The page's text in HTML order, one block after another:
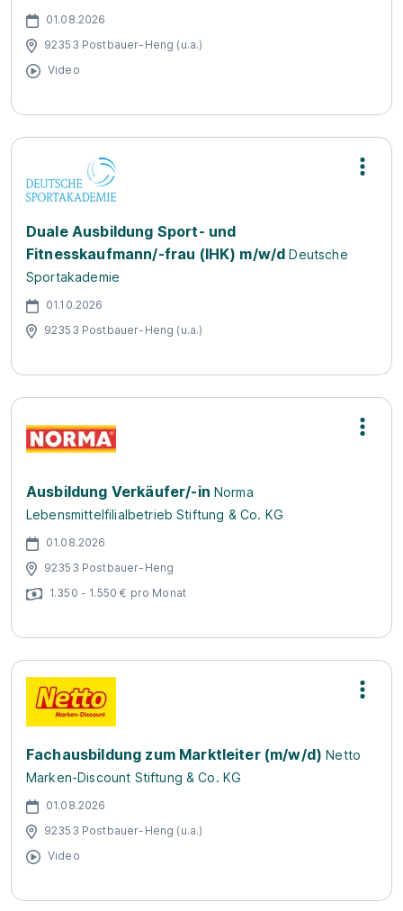
01.08.2026
92353 Postbauer-Heng (u.a.)
Video
Duale Ausbildung Sport- und
Fitnesskaufmann/-frau (IHK) m/w/d Deutsche
Sportakademie
01.10.2026
92353 Postbauer-Heng (u.a.)
Ausbildung Verkäufer/-in Norma
Lebensmittelfilialbetrieb Stiftung & Co. KG
01.08.2026
92353 Postbauer-Heng
1.350 - 1.550 € pro Monat
Fachausbildung zum Marktleiter (m/w/d) Netto
Marken-Discount Stiftung & Co. KG
01.08.2026
92353 Postbauer-Heng (u.a.)
Video